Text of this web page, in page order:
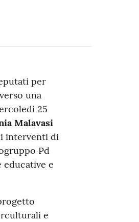
per
una
25
Malavasi
interventi di
Pd
educative e
e